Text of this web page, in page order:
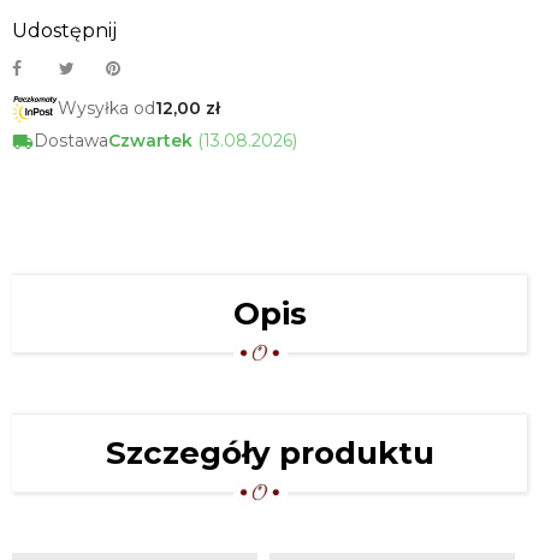
Udostępnij
Wysyłka od12,00 zł
DostawaCzwartek (13.08.2026)
Opis
Szczegóły produktu